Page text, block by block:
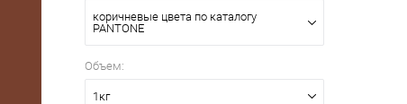
коричневые цвета по каталогу
PANTONE
Объем:
1кг